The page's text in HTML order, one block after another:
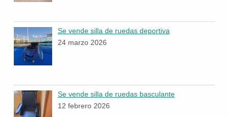
Se vende silla de ruedas deportiva
24 marzo 2026
Se vende silla de ruedas basculante
12 febrero 2026